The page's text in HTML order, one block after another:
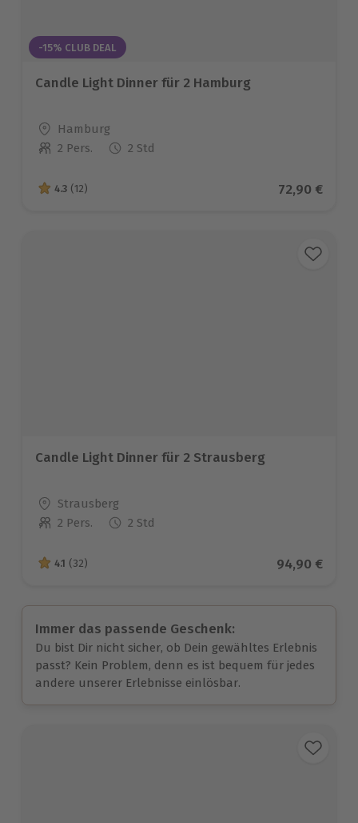
-15% CLUB DEAL
Candle Light Dinner für 2 Hamburg
Standort
Hamburg
Anzahl der Teilnehmer
2 Pers. 2 Std
4.3 von 5 Sternen basierend auf 12 Bewertungen
4.3 (12) Aktueller
72,90 €
Candle Light Dinner für 2 Strausberg
Standort
Strausberg
Anzahl der Teilnehmer
2 Pers. 2 Std
4.1 von 5 Sternen basierend auf 32 Bewertungen
4.1 (32) Aktueller
94,90 €
Immer das passende Geschenk:
Du bist Dir nicht sicher, ob Dein gewähltes Erlebnis
passt? Kein Problem, denn es ist bequem für jedes
andere unserer Erlebnisse einlösbar.